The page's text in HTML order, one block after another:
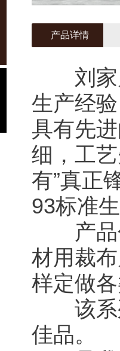
产品详情
刘家刀
生产经
具有先
细，工
有”真正
93标准
产品包
材用裁
样定做
该系列
佳品。